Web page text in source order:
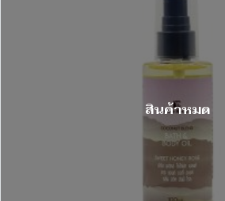
สินค้าหมด